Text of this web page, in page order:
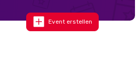
Event erstellen